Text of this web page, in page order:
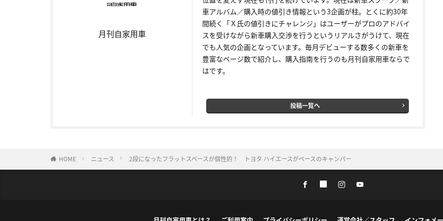
月刊自家用車
車アルバム／購入時の値引き情報という3企画が柱。とくに約30年
間続く「Ｘ氏の値引きにチャレンジ」はユーザーがプロのアドバイ
スを受けながら新車購入交渉を行うというリアルさがうけて、現在
でも人気の企画となっています。毎月デビューする数多くの新車を
豊富なページ数で紹介し、購入指南を行うのも月刊自家用車ならで
はです。
投稿一覧へ
HOME ニュース 2段になったフラットスペースが個性的！ トヨタ ハイエースがベースのキャンパー